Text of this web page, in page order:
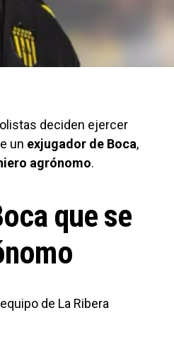
deciden ejercer
un exjugador de Boca,
agrónomo.
que se
de La Ribera